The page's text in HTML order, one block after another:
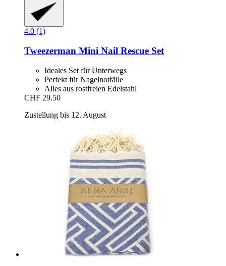
4.0 (1)
Tweezerman Mini Nail Rescue Set
Ideales Set für Unterwegs
Perfekt für Nagelnotfälle
Alles aus rostfreien Edelstahl
CHF 29.50
Zustellung bis 12. August